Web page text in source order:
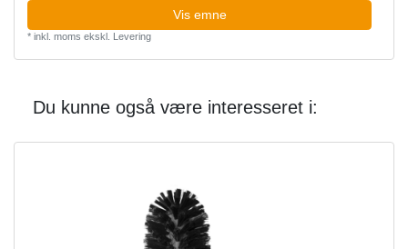
Vis emne
* inkl. moms ekskl. Levering
Du kunne også være interesseret i: